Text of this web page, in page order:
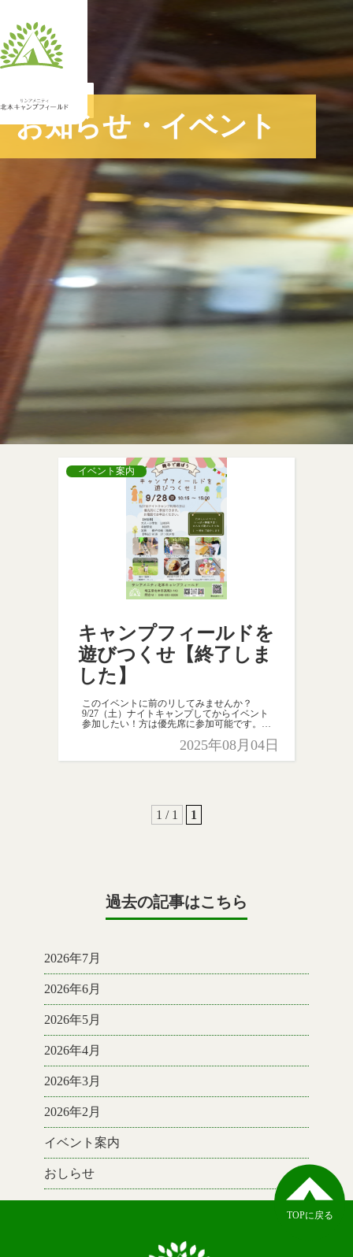
JA
お知らせ・イベント
イベント案内
キャンプフィールドを
遊びつくせ【終了しま
した】
このイベントに前のリしてみませんか？
9/27（土）ナイトキャンプしてからイベント
参加したい！方は優先席に参加可能です。
ト申込】をお願いします ☎ 048-593-
2025年08月04日
1 / 1 1
過去の記事はこちら
2026年7月
2026年6月
2026年5月
2026年4月
2026年3月
2026年2月
イベント案内
おしらせ
TOPに戻る